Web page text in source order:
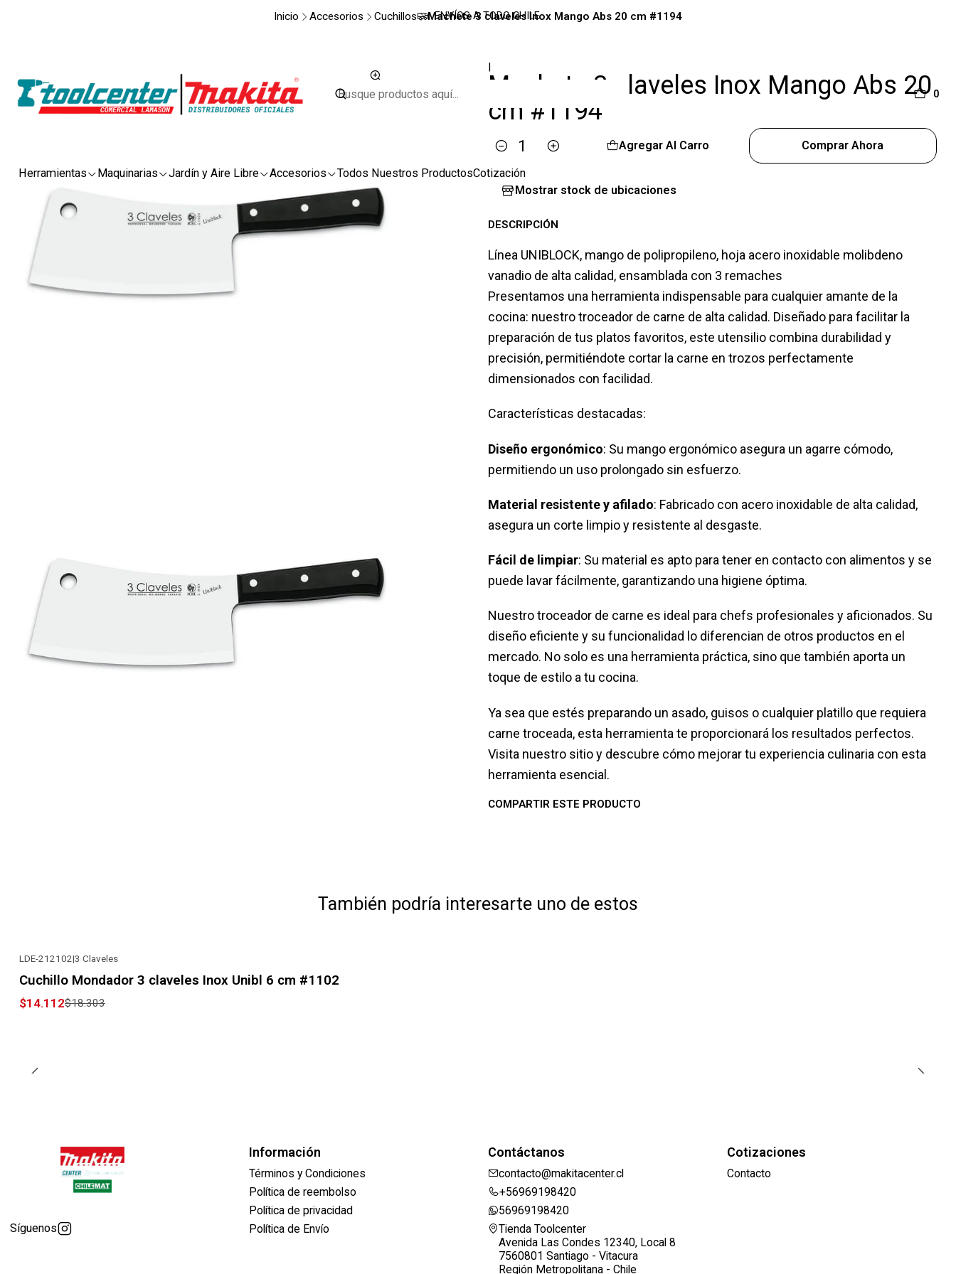
0
Herramientas Maquinarias Jardín y Aire Libre Accesorios Todos Nuestros ProductosCotización
ENVÍOS A TODO CHILE
Inicio Accesorios Cuchillos Machete 3 claveles Inox Mango Abs 20 cm #1194
|
Machete 3 claveles Inox Mango Abs 20
cm #1194
Cantidad
Agregar Al Carro Comprar Ahora
Mostrar stock de ubicaciones
DESCRIPCIÓN
Línea UNIBLOCK, mango de polipropileno, hoja acero inoxidable molibdeno
vanadio de alta calidad, ensamblada con 3 remaches
Presentamos una herramienta indispensable para cualquier amante de la
cocina: nuestro troceador de carne de alta calidad. Diseñado para facilitar la
preparación de tus platos favoritos, este utensilio combina durabilidad y
precisión, permitiéndote cortar la carne en trozos perfectamente
dimensionados con facilidad.
Características destacadas:
Diseño ergonómico: Su mango ergonómico asegura un agarre cómodo,
permitiendo un uso prolongado sin esfuerzo.
Material resistente y afilado: Fabricado con acero inoxidable de alta calidad,
asegura un corte limpio y resistente al desgaste.
Fácil de limpiar: Su material es apto para tener en contacto con alimentos y se
puede lavar fácilmente, garantizando una higiene óptima.
Nuestro troceador de carne es ideal para chefs profesionales y aficionados. Su
diseño eficiente y su funcionalidad lo diferencian de otros productos en el
mercado. No solo es una herramienta práctica, sino que también aporta un
toque de estilo a tu cocina.
Ya sea que estés preparando un asado, guisos o cualquier platillo que requiera
carne troceada, esta herramienta te proporcionará los resultados perfectos.
Visita nuestro sitio y descubre cómo mejorar tu experiencia culinaria con esta
herramienta esencial.
COMPARTIR ESTE PRODUCTO
También podría interesarte uno de estos
LDE-212102|3 Claveles
Cuchillo Mondador 3 claveles Inox Unibl 6 cm #1102
$14.112$18.303
Síguenos
Información
Términos y Condiciones
Política de reembolso
Política de privacidad
Política de Envío
Contáctanos
contacto@makitacenter.cl
+56969198420
56969198420
Tienda Toolcenter
Avenida Las Condes 12340, Local 8
7560801 Santiago - Vitacura
Región Metropolitana - Chile
Cotizaciones
Contacto